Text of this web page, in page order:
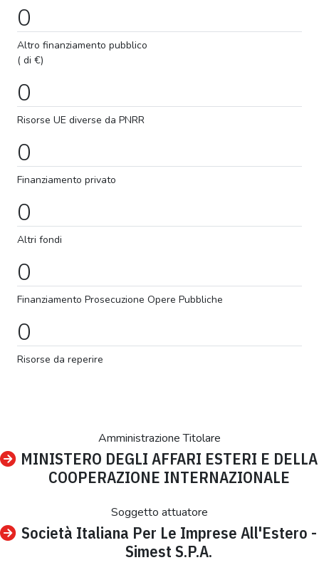
0
Altro finanziamento pubblico
( di €)
0
Risorse UE diverse da PNRR
0
Finanziamento privato
0
Altri fondi
0
Finanziamento Prosecuzione Opere Pubbliche
0
Risorse da reperire
Amministrazione Titolare
MINISTERO DEGLI AFFARI ESTERI E DELLA
COOPERAZIONE INTERNAZIONALE
Soggetto attuatore
Società Italiana Per Le Imprese All'Estero -
Simest S.P.A.